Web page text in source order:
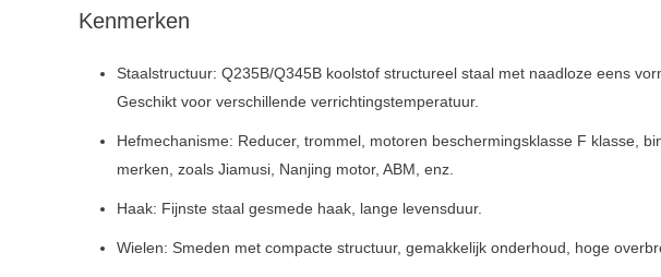
Kenmerken
Staalstructuur: Q235B/Q345B koolstof structureel staal met naadloze eens
Geschikt voor verschillende verrichtingstemperatuur.
Hefmechanisme: Reducer, trommel, motoren beschermingsklasse F klasse,
merken, zoals Jiamusi, Nanjing motor, ABM, enz.
Haak: Fijnste staal gesmede haak, lange levensduur.
Wielen: Smeden met compacte structuur, gemakkelijk onderhoud, hoge